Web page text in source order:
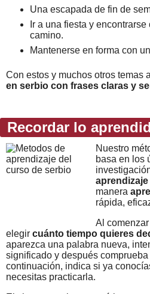
Una escapada de fin de
Ir a una fiesta y
camino.
Mantenerse en forma con
Con estos y muchos otros temas
en serbio con frases claras y
Recordar lo
Nuestro
basa en los
manera
rápida,
Al
elegir cuánto tiempo quieres
aparezca una palabra nueva,
significado y después
continuación, indica si ya
necesitas practicarla.